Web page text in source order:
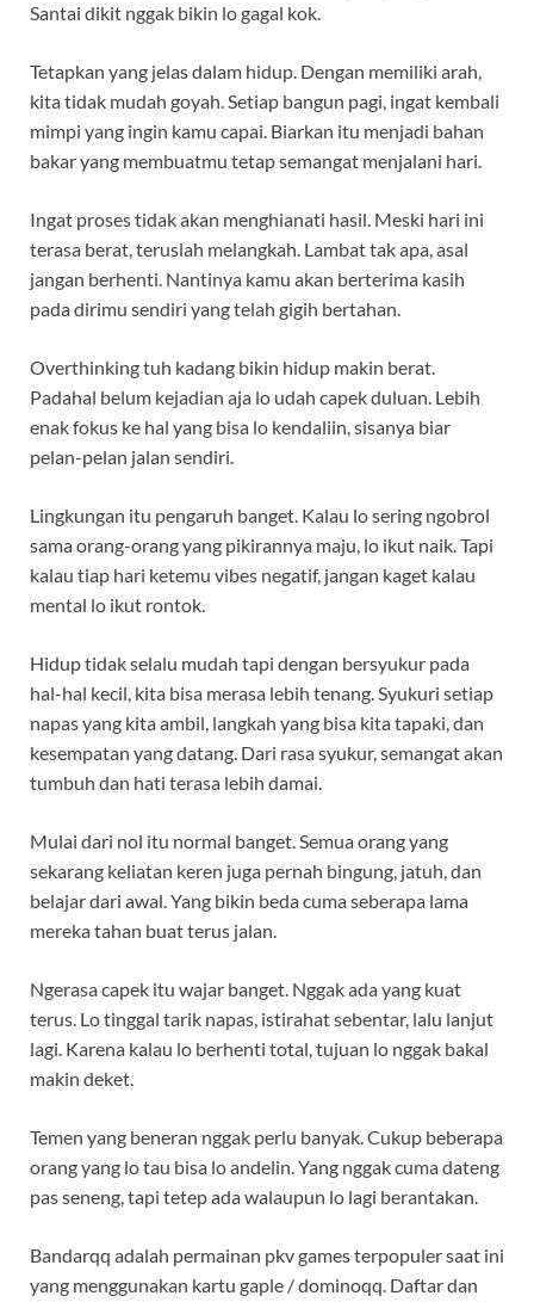
Santai dikit nggak bikin lo gagal kok.
Tetapkan yang jelas dalam hidup. Dengan memiliki arah,
kita tidak mudah goyah. Setiap bangun pagi, ingat kembali
mimpi yang ingin kamu capai. Biarkan itu menjadi bahan
bakar yang membuatmu tetap semangat menjalani hari.
Ingat proses tidak akan menghianati hasil. Meski hari ini
terasa berat, teruslah melangkah. Lambat tak apa, asal
jangan berhenti. Nantinya kamu akan berterima kasih
pada dirimu sendiri yang telah gigih bertahan.
Overthinking tuh kadang bikin hidup makin berat.
Padahal belum kejadian aja lo udah capek duluan. Lebih
enak fokus ke hal yang bisa lo kendaliin, sisanya biar
pelan-pelan jalan sendiri.
Lingkungan itu pengaruh banget. Kalau lo sering ngobrol
sama orang-orang yang pikirannya maju, lo ikut naik. Tapi
kalau tiap hari ketemu vibes negatif, jangan kaget kalau
mental lo ikut rontok.
Hidup tidak selalu mudah tapi dengan bersyukur pada
hal-hal kecil, kita bisa merasa lebih tenang. Syukuri setiap
napas yang kita ambil, langkah yang bisa kita tapaki, dan
kesempatan yang datang. Dari rasa syukur, semangat akan
tumbuh dan hati terasa lebih damai.
Mulai dari nol itu normal banget. Semua orang yang
sekarang keliatan keren juga pernah bingung, jatuh, dan
belajar dari awal. Yang bikin beda cuma seberapa lama
mereka tahan buat terus jalan.
Ngerasa capek itu wajar banget. Nggak ada yang kuat
terus. Lo tinggal tarik napas, istirahat sebentar, lalu lanjut
lagi. Karena kalau lo berhenti total, tujuan lo nggak bakal
makin deket.
Temen yang beneran nggak perlu banyak. Cukup beberapa
orang yang lo tau bisa lo andelin. Yang nggak cuma dateng
pas seneng, tapi tetep ada walaupun lo lagi berantakan.
Bandarqq adalah permainan pkv games terpopuler saat ini
yang menggunakan kartu gaple / dominoqq. Daftar dan